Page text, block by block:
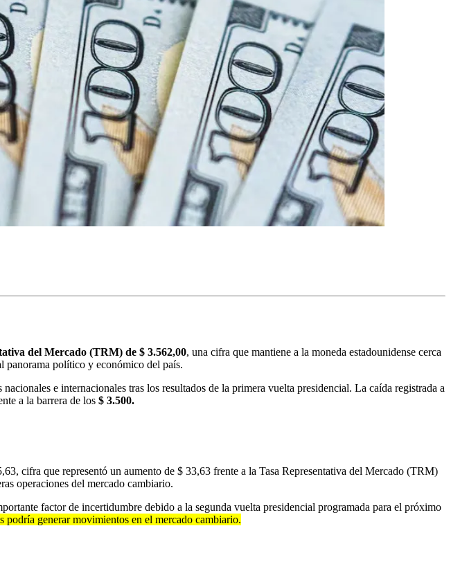
del Mercado (TRM) de $ 3.562,00, una cifra que mantiene a la moneda estadounidense cerca
panorama político y económico del país.
e internacionales tras los resultados de la primera vuelta presidencial. La caída registrada a
a la barrera de los $ 3.500.
cifra que representó un aumento de $ 33,63 frente a la Tasa Representativa del Mercado (TRM)
operaciones del mercado cambiario.
factor de incertidumbre debido a la segunda vuelta presidencial programada para el próximo
podría generar movimientos en el mercado cambiario.